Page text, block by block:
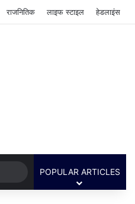
राजनितिक लाइफ स्टाइल हेडलाइंस
Search
for
POPULAR ARTICLES